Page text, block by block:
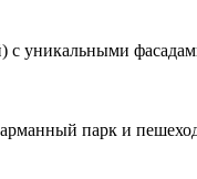
уникальными
парк и